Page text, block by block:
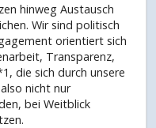
hinweg Austausch
Wir sind politisch
orientiert sich
Transparenz,
die sich durch unsere
nicht nur
bei Weitblick